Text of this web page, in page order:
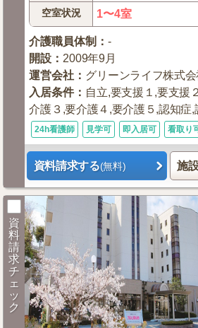
空室状況 1〜4室
介護職員体制 ：-
開設 ： 2009年9月
運営会社 ： グリーンライフ株式会
入居条件： 自立,要支援１,要支援
介護３,要介護４,要介護５,認知症,
24h看護師 見学可 即入居可 看取り
資料請求する(無料) 施
資
料
請
求
チ
ェ
ッ
ク